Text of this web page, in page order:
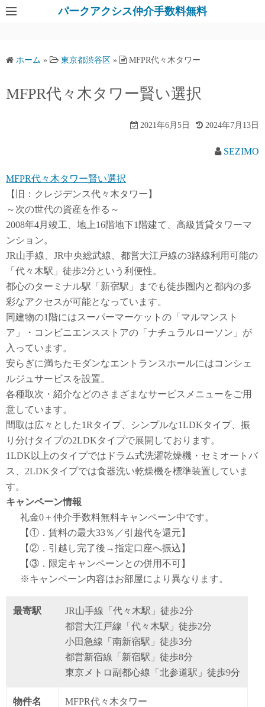
パークアクシス仲介手数料無料
ホーム » 東京都渋谷区 » MFPR代々木タワー
MFPR代々木タワー賢い選択
2021年6月5日 2024年7月13日
SEZIMO
MFPR代々木タワー賢い選択
【旧：クレジデンス代々木タワー】
～次の世代の資産を作る～
2008年4月竣工、地上16階地下1階建て、高級賃貸タワーマ
ンション。
JR山手線、JR中央総武線、都営大江戸線の3路線利用可能の
「代々木駅」徒歩2分という利便性。
都心のターミナル駅「新宿駅」までも徒歩圏内と都内の多
彩なアクセスが可能となっています。
同建物の1階にはスーパーマーケットの「マルマンスト
ア」・コンビニエンスストアの「ナチュラルローソン」が
入っています。
安らぎに満ちたモダンなエントランスホールにはコンシェ
ルジュサービスを設置。
各種取次・紹介などのさまざまなサービスメニューをご用
意しています。
間取は広々とした1Rタイプ、シンプルな1LDKタイプ、振
り分けタイプの2LDKタイプで展開しております。
1LDK以上のタイプではドラム式洗濯乾燥機・セミオートバ
ス、2LDKタイプでは食器洗い乾燥機を標準装置していま
す。
キャンペーン情報
礼金0 ＋仲介手数料無料キャンペーン中です。
【①．賃料の最大33％／引越代を還元】
【②．引越し完了後→指定口座へ振込】
【③．限定キャンペーンとの併用不可】
※キャンペーン内容はお部屋により異なります。
最寄駅
JR山手線「代々木駅」徒歩2分
都営大江戸線「代々木駅」徒歩2分
小田急線「南新宿駅」徒歩3分
都営新宿線「新宿駅」徒歩8分
東京メトロ副都心線「北参道駅」徒歩9分
物件名 MFPR代々木タワー